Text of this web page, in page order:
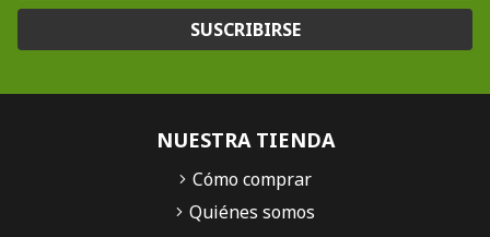
SUSCRIBIRSE
NUESTRA TIENDA
Cómo comprar
Quiénes somos